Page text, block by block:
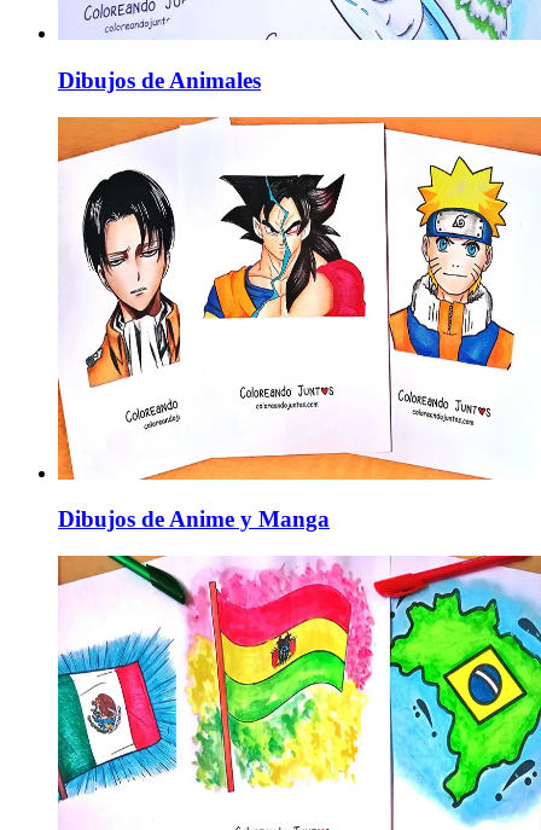
Dibujos de Animales
Dibujos de Anime y Manga